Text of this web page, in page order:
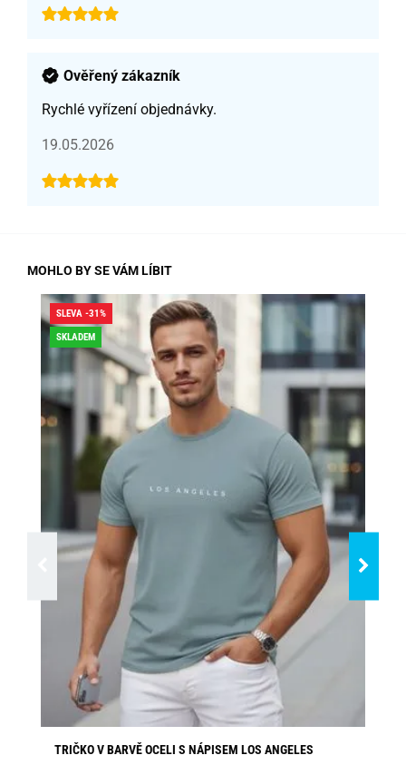
Ověřený zákazník
Rychlé vyřízení objednávky.
19.05.2026
MOHLO BY SE VÁM LÍBIT
SLEVA -31%
SKLADEM
TRIČKO V BARVĚ OCELI S NÁPISEM LOS ANGELES